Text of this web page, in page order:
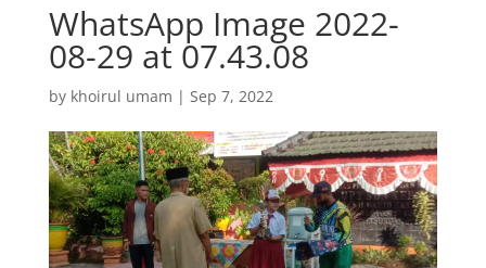
WhatsApp Image 2022-
08-29 at 07.43.08
by khoirul umam | Sep 7, 2022